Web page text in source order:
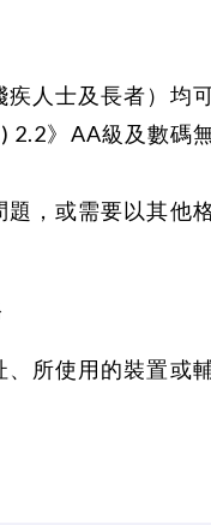
人士及長者）
》AA級及數碼
，或需要以其他
所使用的裝置或